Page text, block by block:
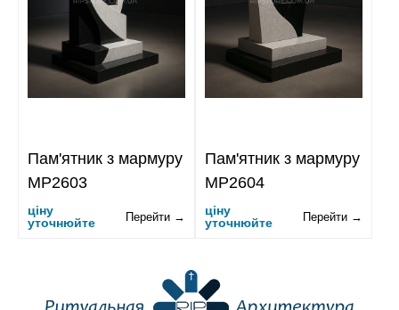
Пам'ятник з мармуру
MP2603
ціну
уточнюйте
Перейти →
Пам'ятник з мармуру
MP2604
ціну
уточнюйте
Перейти →